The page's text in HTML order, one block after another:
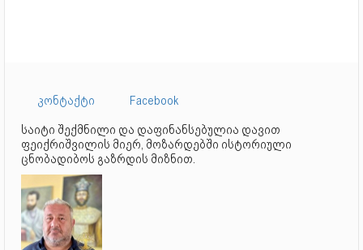
კონტაქტი
Facebook
საიტი შექმნილი და დაფინანსებულია დავით
ფეიქრიშვილის მიერ, მოზარდებში ისტორიული
ცნობადიბოს გაზრდის მიზნით.